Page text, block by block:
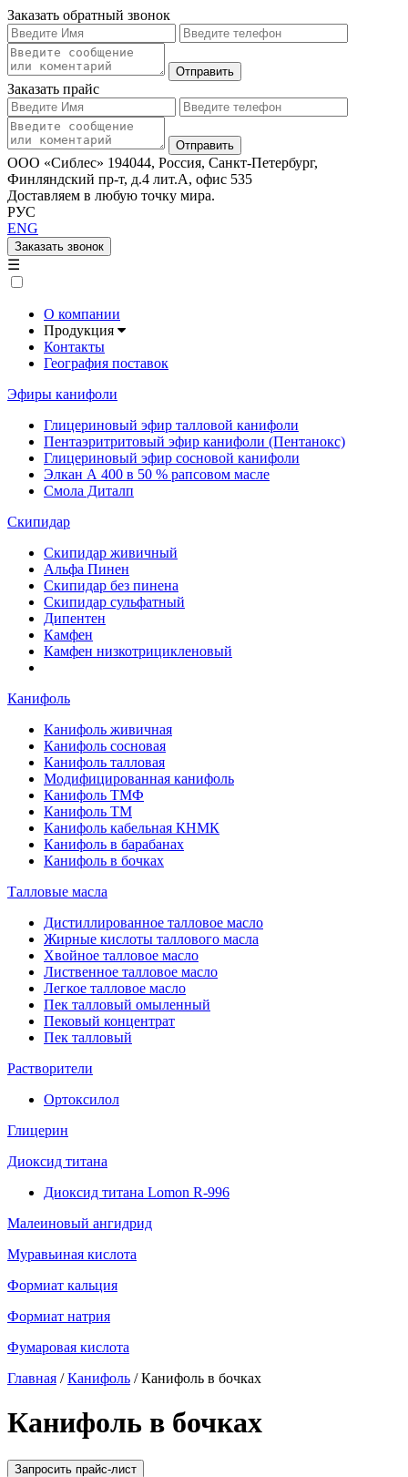
Заказать обратный звонок
Заказать прайс
ООО «Сиблес» 194044, Россия, Санкт-Петербург,
Финляндский пр-т, д.4 лит.А, офис 535
Доставляем в любую точку мира.
РУС
ENG
Заказать звонок
☰
О компании
Продукция
Контакты
География поставок
Эфиры канифоли
Глицериновый эфир талловой канифоли
Пентаэритритовый эфир канифоли (Пентанокс)
Глицериновый эфир сосновой канифоли
Элкан А 400 в 50 % рапсовом масле
Смола Диталп
Скипидар
Скипидар живичный
Альфа Пинен
Скипидар без пинена
Скипидар сульфатный
Дипентен
Камфен
Камфен низкотрицикленовый
Канифоль
Канифоль живичная
Канифоль сосновая
Канифоль талловая
Модифицированная канифоль
Канифоль ТМФ
Канифоль ТМ
Канифоль кабельная КНМК
Канифоль в барабанах
Канифоль в бочках
Талловые масла
Дистиллированное талловое масло
Жирные кислоты таллового масла
Хвойное талловое масло
Лиственное талловое масло
Легкое талловое масло
Пек талловый омыленный
Пековый концентрат
Пек талловый
Растворители
Ортоксилол
Глицерин
Диоксид титана
Диоксид титана Lomon R-996
Малеиновый ангидрид
Муравьиная кислота
Формиат кальция
Формиат натрия
Фумаровая кислота
Главная /Канифоль /Канифоль в бочках
Канифоль в бочках
Запросить прайс-лист